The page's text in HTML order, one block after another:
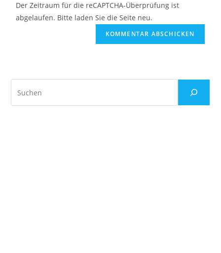
Der Zeitraum für die reCAPTCHA-Überprüfung ist
abgelaufen. Bitte laden Sie die Seite neu.